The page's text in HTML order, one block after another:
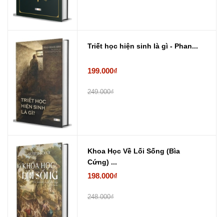
Triết học hiện sinh là gì - Phan...
199.000₫
249.000₫
Khoa Học Về Lối Sống (Bìa
Cứng) ...
198.000₫
248.000₫